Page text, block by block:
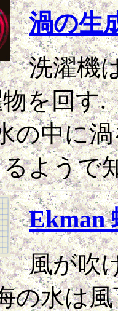
渦の生
洗濯機
を回す.
の中に
ようで
Ekman
風が吹
の水は